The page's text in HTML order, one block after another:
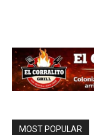
MOST POPULAR